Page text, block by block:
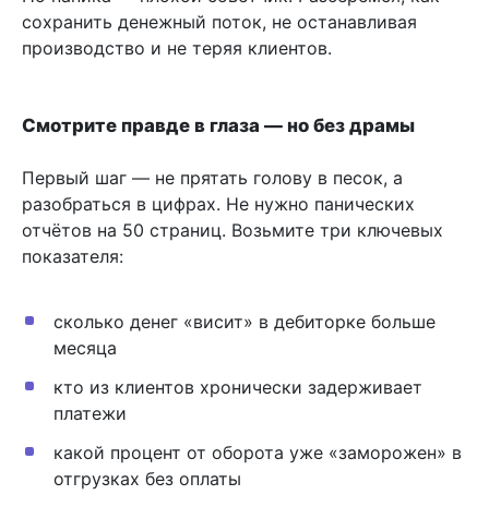
сохранить денежный поток, не останавливая
производство и не теряя клиентов.
Смотрите правде в глаза — но без драмы
Первый шаг — не прятать голову в песок, а
разобраться в цифрах. Не нужно панических
отчётов на 50 страниц. Возьмите три ключевых
показателя:
сколько денег «висит» в дебиторке больше
месяца
кто из клиентов хронически задерживает
платежи
какой процент от оборота уже «заморожен» в
отгрузках без оплаты